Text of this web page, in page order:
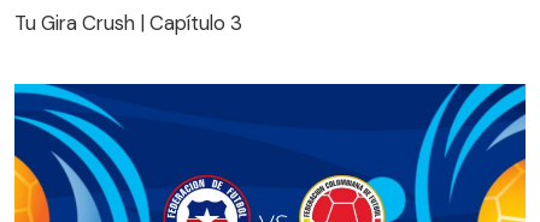
Tu Gira Crush | Capítulo 3